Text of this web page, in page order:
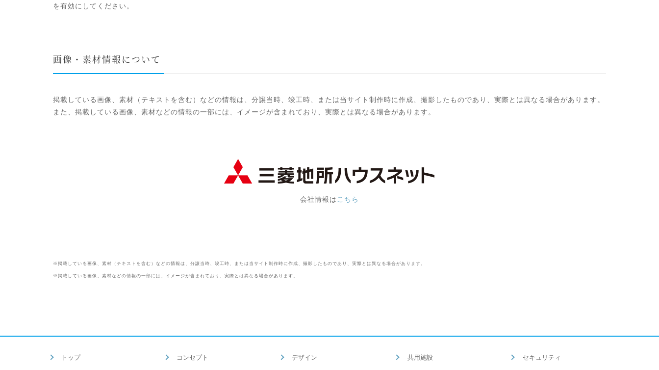
を有効にしてください。
画像・素材情報について
掲載している画像、素材（テキストを含む）などの情報は、分譲当時、竣工時、または当サイト制作時に作成、撮影したものであり、実際とは異なる場合があります。
また、掲載している画像、素材などの情報の一部には、イメージが含まれており、実際とは異なる場合があります。
会社情報は こちら
※掲載している画像、素材（テキストを含む）などの情報は、分譲当時、竣工時、または当サイト制作時に作成、撮影したものであり、実際とは異なる場合があります。
※掲載している画像、素材などの情報の一部には、イメージが含まれており、実際とは異なる場合があります。
トップ コンセプト デザイン 共用施設 セキュリティ